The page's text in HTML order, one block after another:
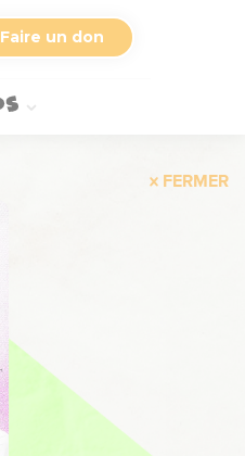
Faire un don
FERMER